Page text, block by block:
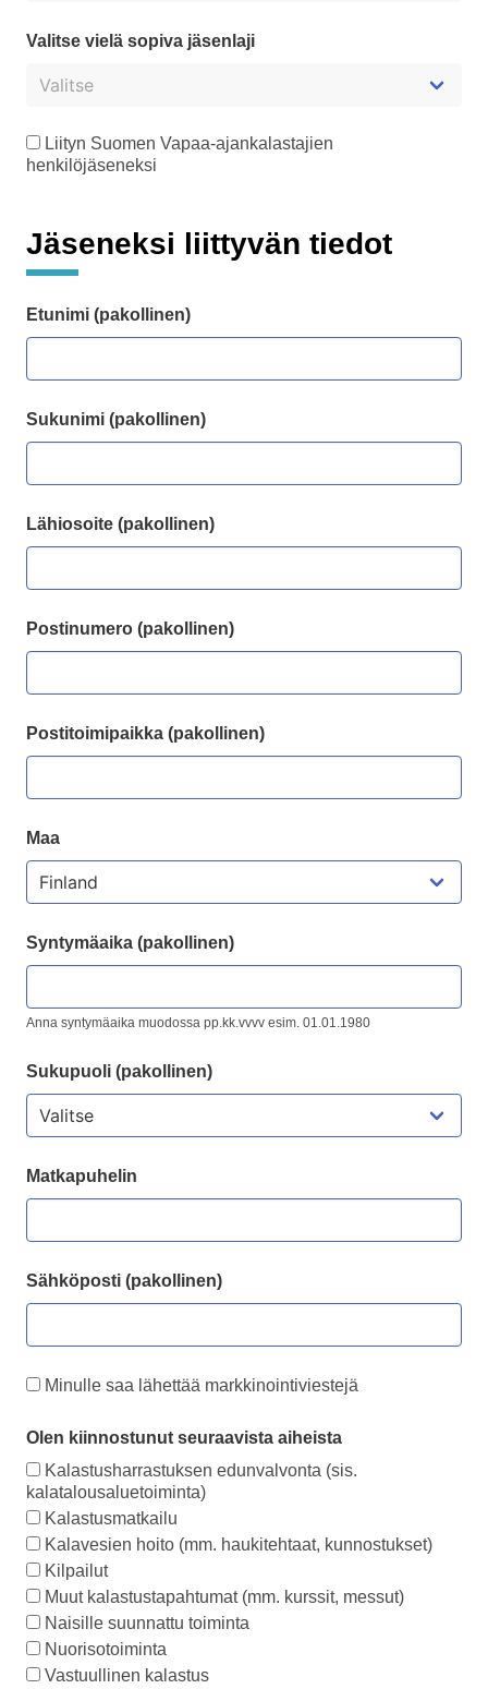
Valitse vielä sopiva jäsenlaji
Liityn Suomen Vapaa-ajankalastajien
henkilöjäseneksi
Jäseneksi liittyvän tiedot
Etunimi (pakollinen)
Sukunimi (pakollinen)
Lähiosoite (pakollinen)
Postinumero (pakollinen)
Postitoimipaikka (pakollinen)
Maa
Syntymäaika (pakollinen)
Anna syntymäaika muodossa pp.kk.vvvv esim. 01.01.1980
Sukupuoli (pakollinen)
Matkapuhelin
Sähköposti (pakollinen)
Minulle saa lähettää markkinointiviestejä
Olen kiinnostunut seuraavista aiheista
Kalastusharrastuksen edunvalvonta (sis.
kalatalousaluetoiminta)
Kalastusmatkailu
Kalavesien hoito (mm. haukitehtaat, kunnostukset)
Kilpailut
Muut kalastustapahtumat (mm. kurssit, messut)
Naisille suunnattu toiminta
Nuorisotoiminta
Vastuullinen kalastus